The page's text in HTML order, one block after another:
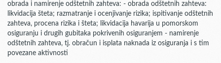
obrada i namirenje odštetnih zahteva: - obrada odštetnih zahteva:
likvidacija šteta; razmatranje i ocenjivanje rizika; ispitivanje odštetnih
zahteva, procena rizika i šteta; likvidacija havarija u pomorskom
osiguranju i drugih gubitaka pokrivenih osiguranjem - namirenje
odštetnih zahteva, tj. obračun i isplata naknada iz osiguranja i s tim
povezane aktivnosti